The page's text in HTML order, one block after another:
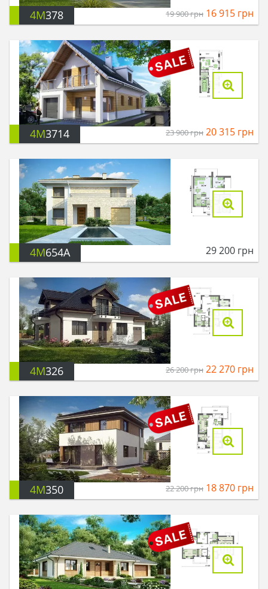
4M378 19 900грн 16 915 грн
4M3714 23 900грн 20 315 грн
4M654A 29 200 грн
4M326 26 200грн 22 270 грн
4M350 22 200грн 18 870 грн